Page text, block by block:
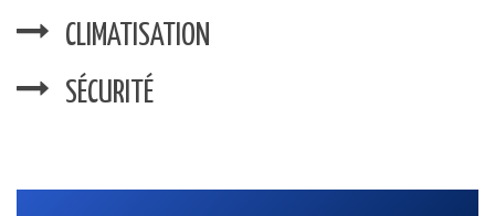
CLIMATISATION
SÉCURITÉ